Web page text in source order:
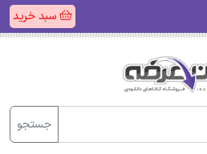
سبد خرید
جستجو